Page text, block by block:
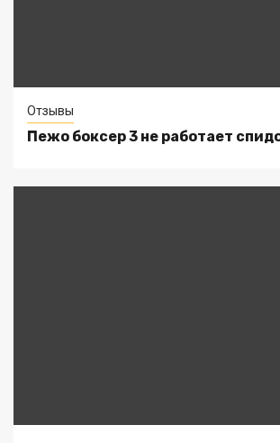
Отзывы
Пежо боксер 3 не работает